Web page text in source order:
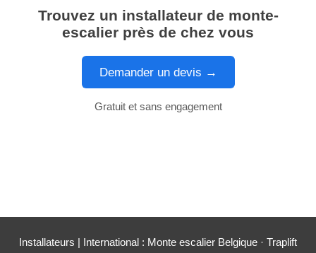
Trouvez un installateur de monte-
escalier près de chez vous
Demander un devis →
Gratuit et sans engagement
Installateurs | International : Monte escalier Belgique · Traplift